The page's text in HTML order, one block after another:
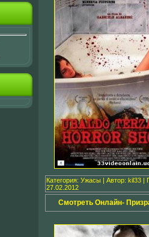
Категория: Ужасы | Автор: kil33 |
27.02.2012
Смотреть Онлайн-